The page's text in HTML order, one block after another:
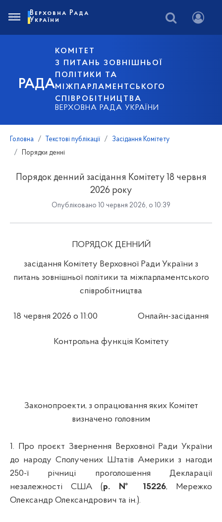
РАДА
КОМІТЕТ
З ПИТАНЬ ЗОВНІШНЬОЇ
ПОЛІТИКИ ТА
МІЖПАРЛАМЕНТСЬКОГО
СПІВРОБІТНИЦТВА
ВЕРХОВНА РАДА УКРАЇНИ
Верховна Рада
України
Головна Текстові публікації
Засідання Комітету
Порядки денні
Порядок денний засідання Комітету 18 червня
2026 року
Опубліковано 10 червня 2026, о 10:39
ПОРЯДОК ДЕННИЙ
засідання Комітету Верховної Ради України з
питань зовнішньої політики та міжпарламентського
співробітництва
18 червня 2026 о 11:00 Онлайн-засідання
Контрольна функція Комітету
Законопроекти, з опрацювання яких Комітет
визначено головним
1. Про проєкт Звернення Верховної Ради України
до народу Сполучених Штатів Америки з нагоди
250-ї річниці проголошення Декларації
незалежності США (р. № 15226, Мережко
Олександр Олександрович та ін.).